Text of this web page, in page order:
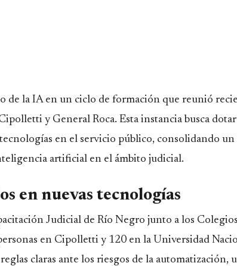
de la IA en un ciclo de formación que reunió
y General Roca. Esta instancia busca
en el servicio público, consolidando un
artificial en el ámbito judicial.
en nuevas tecnologías
Judicial de Río Negro junto a los
en Cipolletti y 120 en la Universidad
claras ante los riesgos de la automatización,